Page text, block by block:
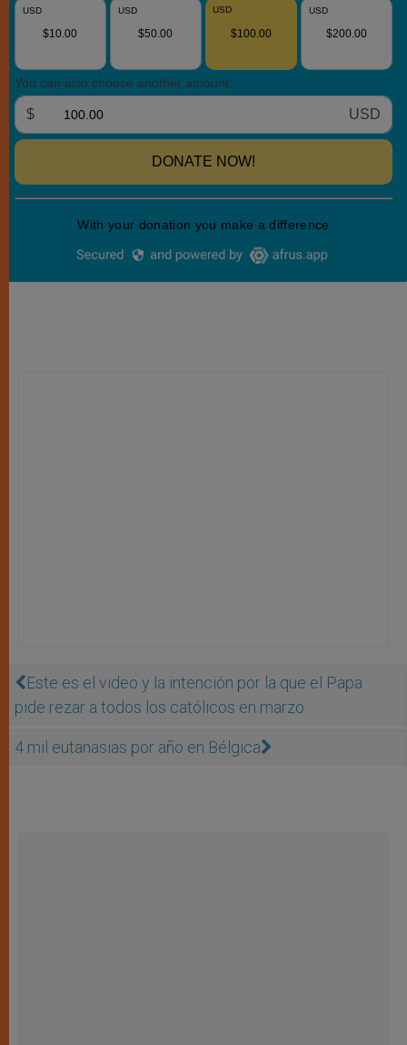
Este es el video y la intención por la que el Papa
pide rezar a todos los católicos en marzo
4 mil eutanasias por año en Bélgica